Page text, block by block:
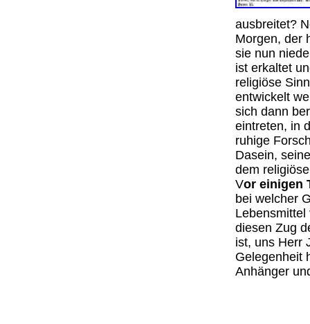
ausbreitet?
Morgen, der
sie nun
ist erkaltet
religiöse
entwickelt
sich dann
eintreten, in
ruhige
Dasein,
dem
Vor einigen
bei welcher
diesen Zug
ist, uns Herr
Gelegenheit
Anhänger